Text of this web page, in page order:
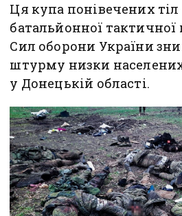
Ця купа понівечених
батальйонної тактичної
Сил оборони України
штурму низки
у Донецькій області.